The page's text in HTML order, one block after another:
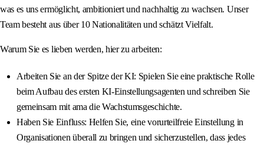
was es uns ermöglicht, ambitioniert und nachhaltig zu wachsen. Unser
Team besteht aus über 10 Nationalitäten und schätzt Vielfalt.
Warum Sie es lieben werden, hier zu arbeiten:
Arbeiten Sie an der Spitze der KI: Spielen Sie eine praktische Rolle
beim Aufbau des ersten KI-Einstellungsagenten und schreiben Sie
gemeinsam mit ama die Wachstumsgeschichte.
Haben Sie Einfluss: Helfen Sie, eine vorurteilfreie Einstellung in
Organisationen überall zu bringen und sicherzustellen, dass jedes